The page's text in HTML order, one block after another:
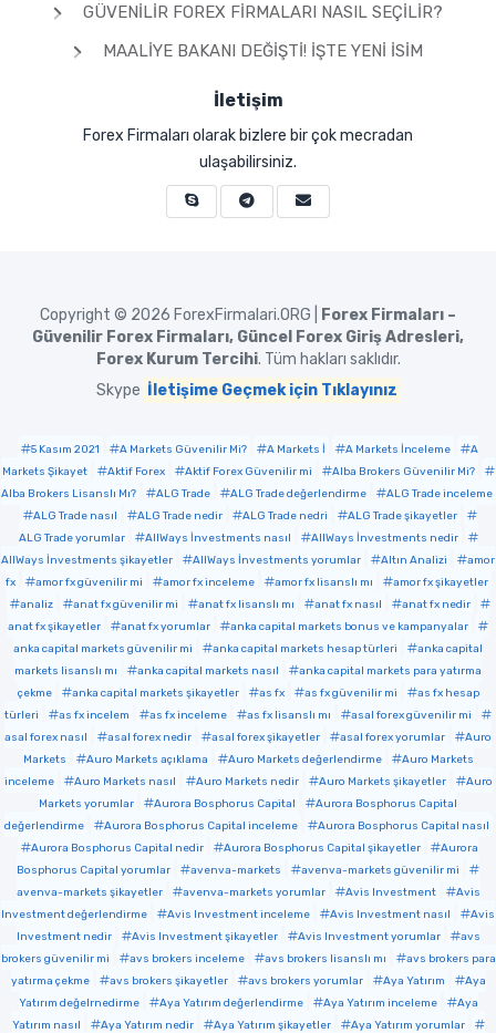
GÜVENILIR FOREX FIRMALARI NASIL SEÇILIR?
MAALIYE BAKANI DEĞIŞTI! İŞTE YENI İSIM
İletişim
Forex Firmaları olarak bizlere bir çok mecradan
ulaşabilirsiniz.
Copyright © 2026 ForexFirmalari.ORG |
Forex Firmaları –
Güvenilir Forex Firmaları, Güncel Forex Giriş Adresleri,
Forex Kurum Tercihi. Tüm hakları saklıdır.
Skype İletişime Geçmek için Tıklayınız
5 Kasım 2021 A Markets Güvenilir Mi? A Markets İ A Markets İnceleme
A
Markets Şikayet
Aktif Forex Aktif Forex Güvenilir mi
Alba Brokers Güvenilir Mi?
Alba Brokers Lisanslı Mı?
ALG Trade ALG Trade değerlendirme
ALG Trade inceleme
ALG Trade nasıl
ALG Trade nedir ALG Trade nedri
ALG Trade şikayetler
ALG Trade yorumlar
AllWays İnvestments nasıl
AllWays İnvestments nedir
AllWays İnvestments şikayetler
AllWays İnvestments yorumlar Altın Analizi
amor
fx
amor fx güvenilir mi amor fx inceleme amor fx lisanslı mı
amor fx şikayetler
analiz
anat fx güvenilir mi anat fx lisanslı mı anat fx nasıl
anat fx nedir
anat fx şikayetler
anat fx yorumlar
anka capital markets bonus ve kampanyalar
anka capital markets güvenilir mi
anka capital markets hesap türleri
anka capital
markets lisanslı mı
anka capital markets nasıl
anka capital markets para yatırma
çekme
anka capital markets şikayetler as fx as fx güvenilir mi
as fx hesap
türleri
as fx incelem as fx inceleme as fx lisanslı mı
asal forex güvenilir mi
asal forex nasıl
asal forex nedir asal forex şikayetler asal forex yorumlar
Auro
Markets
Auro Markets açıklama Auro Markets değerlendirme
Auro Markets
inceleme
Auro Markets nasıl Auro Markets nedir Auro Markets şikayetler
Auro
Markets yorumlar
Aurora Bosphorus Capital
Aurora Bosphorus Capital
değerlendirme
Aurora Bosphorus Capital inceleme
Aurora Bosphorus Capital nasıl
Aurora Bosphorus Capital nedir
Aurora Bosphorus Capital şikayetler
Aurora
Bosphorus Capital yorumlar
avenva-markets
avenva-markets güvenilir mi
avenva-markets şikayetler
avenva-markets yorumlar Avis Investment
Avis
Investment değerlendirme
Avis Investment inceleme Avis Investment nasıl
Avis
Investment nedir
Avis Investment şikayetler Avis Investment yorumlar
avs
brokers güvenilir mi
avs brokers inceleme avs brokers lisanslı mı
avs brokers para
yatırma çekme
avs brokers şikayetler avs brokers yorumlar Aya Yatırım
Aya
Yatırım değelrnedirme
Aya Yatırım değerlendirme Aya Yatırım inceleme
Aya
Yatırım nasıl
Aya Yatırım nedir Aya Yatırım şikayetler
Aya Yatırım yorumlar